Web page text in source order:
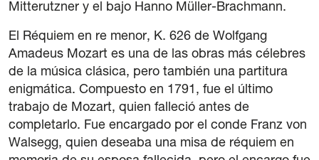
Mitterutzner y el bajo Hanno Müller-Brachmann.
El Réquiem en re menor, K. 626 de Wolfgang
Amadeus Mozart es una de las obras más célebres
de la música clásica, pero también una partitura
enigmática. Compuesto en 1791, fue el último
trabajo de Mozart, quien falleció antes de
completarlo. Fue encargado por el conde Franz von
Walsegg, quien deseaba una misa de réquiem en